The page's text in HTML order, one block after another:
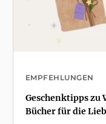
EMPFEHLUNGEN
Geschenktipps zu
Bücher für die